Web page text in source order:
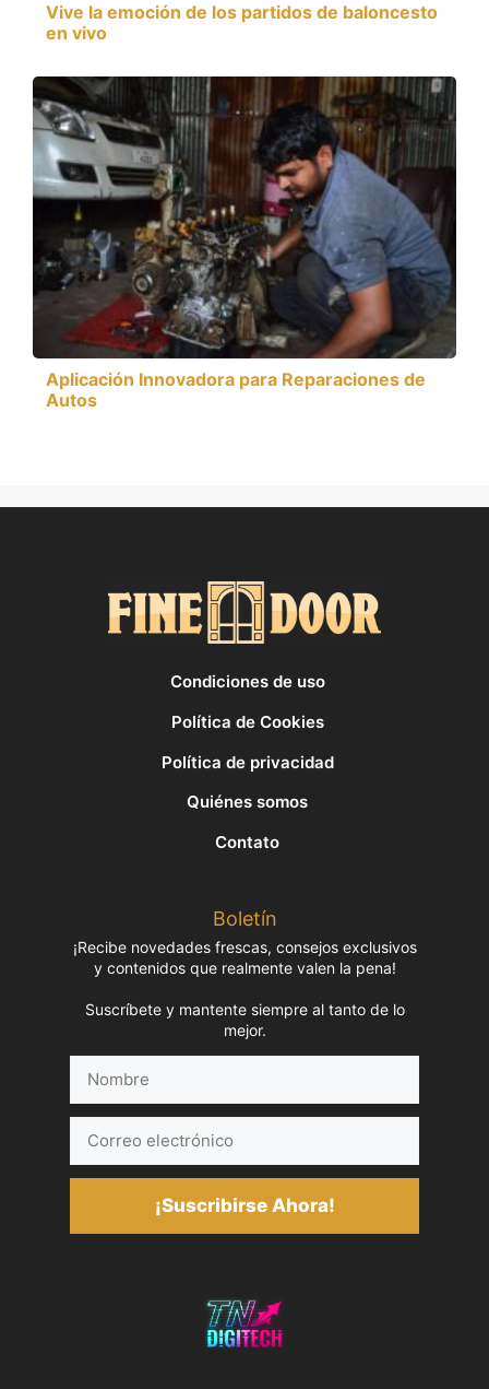
Vive la emoción de los partidos de baloncesto
en vivo
Aplicación Innovadora para Reparaciones de
Autos
Condiciones de uso
Política de Cookies
Política de privacidad
Quiénes somos
Contato
Boletín
¡Recibe novedades frescas, consejos exclusivos
y contenidos que realmente valen la pena!
Suscríbete y mantente siempre al tanto de lo
mejor.
electrónico
¡Suscribirse Ahora!